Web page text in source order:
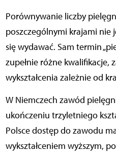
Porównywanie liczby
poszczególnymi krajami nie
się wydawać. Sam termin
zupełnie różne kwalifikacje,
wykształcenia zależnie od
W Niemczech zawód
ukończeniu trzyletniego
Polsce dostęp do zawodu
wykształceniem wyższym,